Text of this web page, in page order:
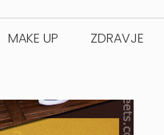
MAKE UP ZDRAVJE